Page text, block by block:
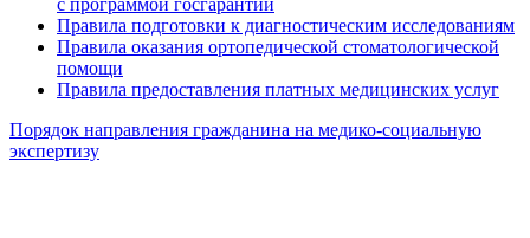
с программой госгарантий
Правила подготовки к диагностическим исследованиям
Правила оказания ортопедической стоматологической
помощи
Правила предоставления платных медицинских услуг
Порядок направления гражданина на медико-социальную
экспертизу